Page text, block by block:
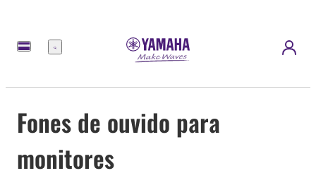
Menu
Fones de ouvido para
monitores